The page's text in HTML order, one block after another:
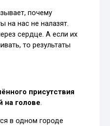
почему
на нас не налазят.
сердце. А если их
то результаты
присутствия
на голове.
в одном городе